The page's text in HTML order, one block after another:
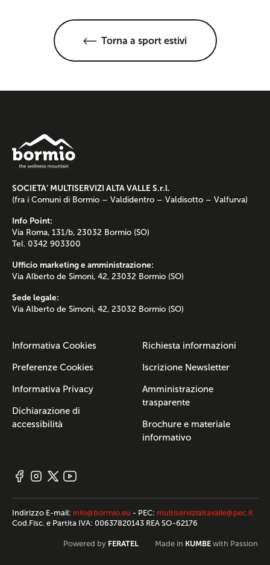
Torna a sport estivi
SOCIETA’ MULTISERVIZI ALTA VALLE S.r.l.
(fra i Comuni di Bormio – Valdidentro – Valdisotto – Valfurva)
Info Point:
Via Roma, 131/b, 23032 Bormio (SO)
Tel. 0342 903300
Ufficio marketing e amministrazione:
Via Alberto de Simoni, 42, 23032 Bormio (SO)
Sede legale:
Via Alberto de Simoni, 42, 23032 Bormio (SO)
Informativa Cookies
Preferenze Cookies
Informativa Privacy
Dichiarazione di
accessibilità
Richiesta informazioni
Iscrizione Newsletter
Amministrazione
trasparente
Brochure e materiale
informativo
Indirizzo E-mail: info@bormio.eu - PEC: multiservizialtavalle@pec.it
Cod.Fisc. e Partita IVA: 00637820143 REA SO-62176
Powered by FERATEL Made in KUMBE with Passion